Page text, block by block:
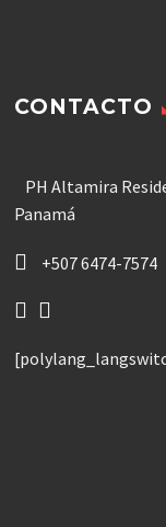
CONTACTO
PH Altamira
Panamá
+507 6474-7574